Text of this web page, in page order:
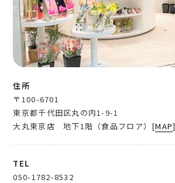
住所
〒100-6701
東京都千代田区丸の内1-9-1
大丸東京店 地下1階（食品フロア）[MAP]
TEL
050-1782-8532